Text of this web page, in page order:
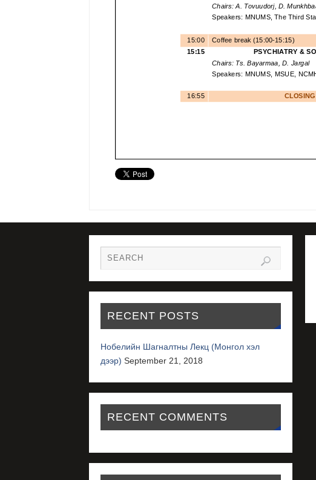
RECENT POSTS
Нобелийн Шагналтны Лекц (Монгол хэл
дээр) September 21, 2018
RECENT COMMENTS